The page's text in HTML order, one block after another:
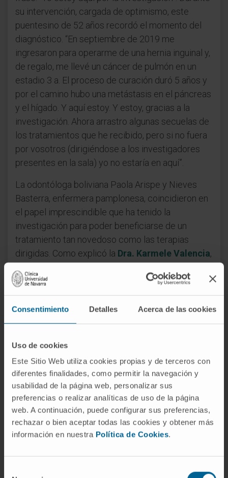
Consentimiento Detalles Acerca de las cookies
Uso de cookies
Este Sitio Web utiliza cookies propias y de terceros con
diferentes finalidades, como permitir la navegación y
usabilidad de la página web, personalizar sus
preferencias o realizar analíticas de uso de la página
web. A continuación, puede configurar sus preferencias,
rechazar o bien aceptar todas las cookies y obtener más
información en nuestra Política de Cookies.
su intervención, cargada de optimismo, este
puentesino de 52 años recordó el momento del
diagnóstico. “En septiembre de 2019 me
ingresaron para operarme de una hernia inguinal y,
de regalo, me llevé un cáncer de pulmón en un
estadio 3 a. El proceso de curación duró 5 años y
por el camino hubo una metástasis en el páncreas
y el hígado. Y aquí estoy. Y estoy, gracias a la
investigación. Ahora arrastro algunas secuelas de
los tratamientos que he recibido, pero si no fuera
por vosotros (dirigiéndose a los investigadores
presentes en la sala) yo no estaría en aquí”.
La odontóloga boliviana Paola Arispe y Nieves
Basterra, enfermera pamplonesa, coincidieron en
el papel imprescindible que ha tenido la
investigación para poder beneficiarse de un
tratamiento tan novedoso como las terapias
dirigidas. Como explicó la Dra. Karmele Valencia,
Terapéutica en Cáncer de Pulmón del Cima
inmunoterapia ha contribuido notablemente a la
mejora de los pacientes. Pero, gracias a los
avances y al esfuerzo de muchos grupos de
aplicando nuevas estrategias terapéuticas que
nos acercan a la medicina de precisión. Cada
paciente tiene un cáncer de pulmón y, por ello,
debemos avanzar hacia un tratamiento
personalizado”.
Eliminar estigmas y acompañar en el
proceso
encuentro celebrado en el Cima fue el estigma